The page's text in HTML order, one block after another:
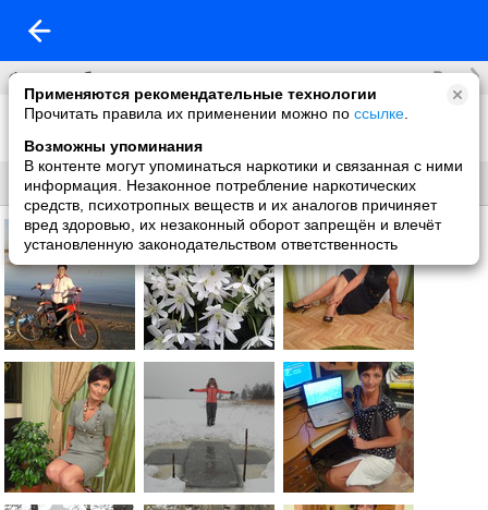
Применяются рекомендательные технологии
Прочитать правила их применении можно по ссылке
Возможны упоминания
В контенте могут упоминаться наркотики и связанная с ними
информация. Незаконное потребление наркотических
средств, психотропных веществ и их аналогов причиняет
вред здоровью, их незаконный оборот запрещён и влечёт
установленную законодательством ответственность
Фотоальбомы Все
Фото со мной
Без названия